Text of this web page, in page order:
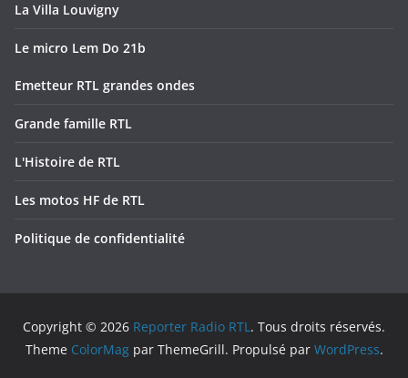
La Villa Louvigny
Le micro Lem Do 21b
Emetteur RTL grandes ondes
Grande famille RTL
L'Histoire de RTL
Les motos HF de RTL
Politique de confidentialité
Copyright © 2026 Reporter Radio RTL. Tous droits réservés.
Theme ColorMagpar ThemeGrill. Propulsé par WordPress.